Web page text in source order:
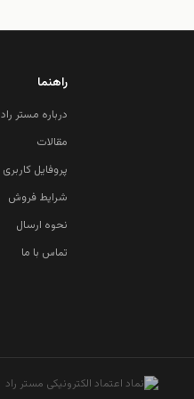
راهنما
درباره مستر راد
مقالات
پروفایل کاربری
شرایط فروش
نحوه ارسال
تماس با ما